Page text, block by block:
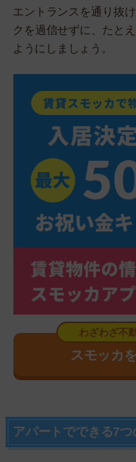
エントランスを通り抜
クを過信せずに、たと
ようにしましょう。
スモッカ
アパートでできる7